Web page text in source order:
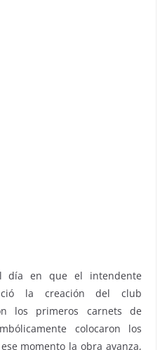
día en que el intendente
la creación del club
los primeros carnets de
colocaron los
momento la obra avanza,